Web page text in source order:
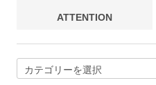
ATTENTION